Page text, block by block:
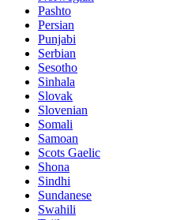
Pashto
Persian
Punjabi
Serbian
Sesotho
Sinhala
Slovak
Slovenian
Somali
Samoan
Scots Gaelic
Shona
Sindhi
Sundanese
Swahili